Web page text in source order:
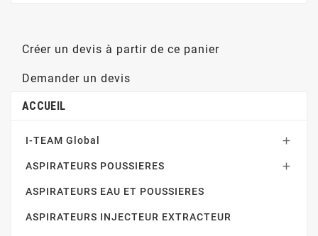
Créer un devis à partir de ce panier
Demander un devis
ACCUEIL
I-TEAM Global 
ASPIRATEURS POUSSIERES 
ASPIRATEURS EAU ET POUSSIERES
ASPIRATEURS INJECTEUR EXTRACTEUR